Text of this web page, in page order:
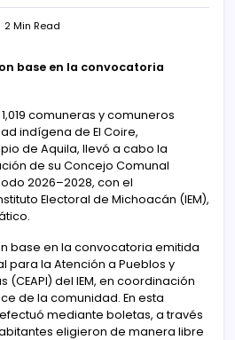
2 Min Read
base en la convocatoria
comuneras y comuneros
indígena de El Coire,
de Aquila, llevó a cabo la
de su Concejo Comunal
2026–2028, con el
Electoral de Michoacán (IEM),
base en la convocatoria emitida
para la Atención a Pueblos y
del IEM, en coordinación
de la comunidad. En esta
mediante boletas, a través
eligieron de manera libre